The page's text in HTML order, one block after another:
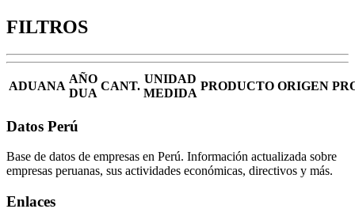
FILTROS
ADUANA
AÑO
DUA
CANT.
UNIDAD
MEDIDA
PRODUCTO ORIGEN
Datos Perú
Base de datos de empresas en Perú. Información actualizada sobre
empresas peruanas, sus actividades económicas, directivos y más.
Enlaces